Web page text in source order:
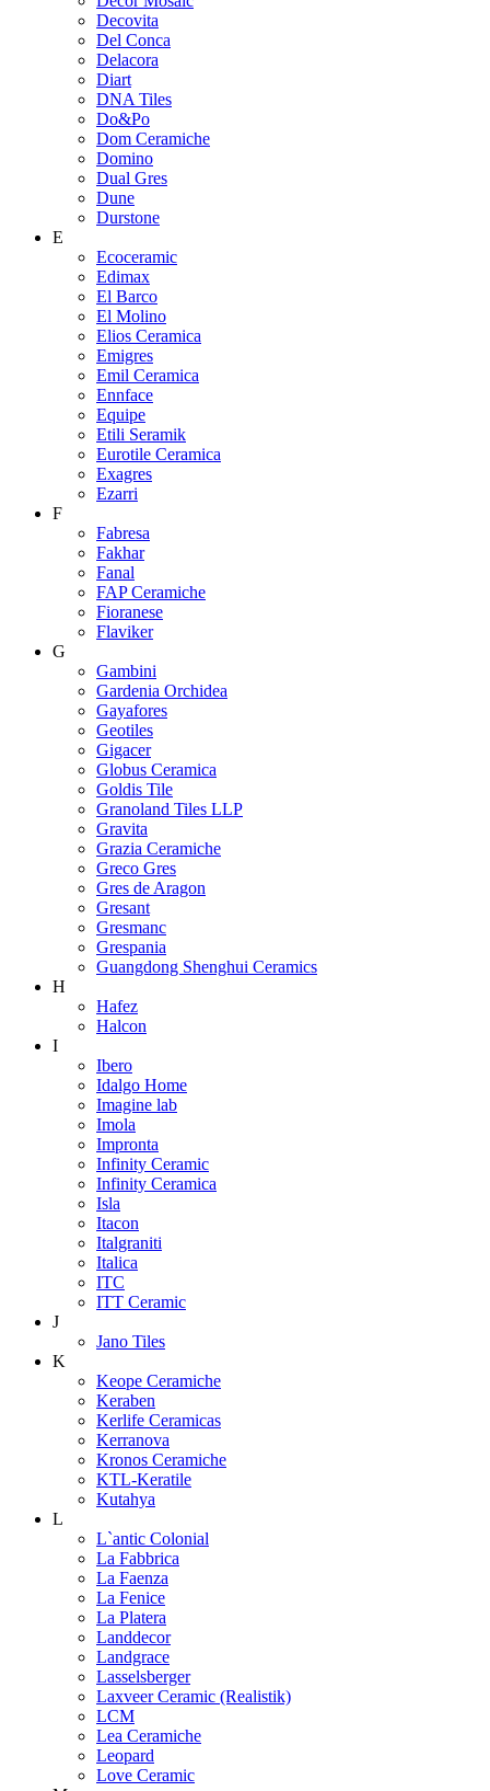
Decovita
Del Conca
Delacora
Diart
DNA Tiles
Do&Po
Dom Ceramiche
Domino
Dual Gres
Dune
Durstone
E
Ecoceramic
Edimax
El Barco
El Molino
Elios Ceramica
Emigres
Emil Ceramica
Ennface
Equipe
Etili Seramik
Eurotile Ceramica
Exagres
Ezarri
F
Fabresa
Fakhar
Fanal
FAP Ceramiche
Fioranese
Flaviker
G
Gambini
Gardenia Orchidea
Gayafores
Geotiles
Gigacer
Globus Ceramica
Goldis Tile
Granoland Tiles LLP
Gravita
Grazia Ceramiche
Greco Gres
Gres de Aragon
Gresant
Gresmanc
Grespania
Guangdong Shenghui Ceramics
H
Hafez
Halcon
I
Ibero
Idalgo Home
Imagine lab
Imola
Impronta
Infinity Ceramic
Infinity Ceramica
Isla
Itacon
Italgraniti
Italica
ITC
ITT Ceramic
J
Jano Tiles
K
Keope Ceramiche
Keraben
Kerlife Ceramicas
Kerranova
Kronos Ceramiche
KTL-Keratile
Kutahya
L
L`antic Colonial
La Fabbrica
La Faenza
La Fenice
La Platera
Landdecor
Landgrace
Lasselsberger
Laxveer Ceramic (Realistik)
LCM
Lea Ceramiche
Leopard
Love Ceramic